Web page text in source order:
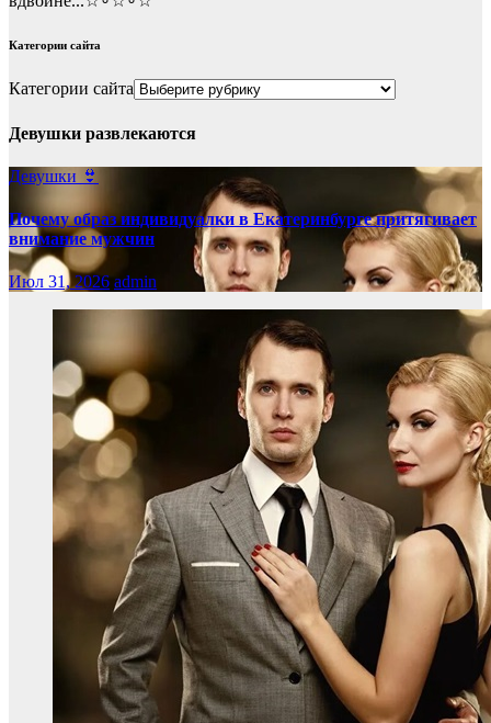
Категории сайта
Категории сайта
Девушки развлекаются
Девушки 👙
Почему образ индивидуалки в Екатеринбурге притягивает
внимание мужчин
Июл 31, 2026 admin